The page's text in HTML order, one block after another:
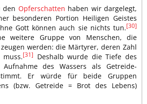
den Opferschatten haben wir dargelegt,
besonderen Portion Heiligen Geistes
Gott können auch sie nichts tun.[30]
weitere Gruppe von Menschen, die
werden: die Märtyrer, deren Zahl
[31]
Deshalb wurde die Tiefe des
des Wassers als Getreide-
Er würde für beide Gruppen
(bzw. Getreide = Brot des Lebens)